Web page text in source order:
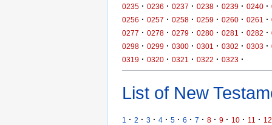
0235 · 0236 · 0237 · 0238 · 0239 · 0240 ·
0256 · 0257 · 0258 · 0259 · 0260 · 0261 ·
0277 · 0278 · 0279 · 0280 · 0281 · 0282 ·
0298 · 0299 · 0300 · 0301 · 0302 · 0303 ·
0319 · 0320 · 0321 · 0322 · 0323 ·
List of New
1 · 2 · 3 · 4 · 5 · 6 · 7 · 8 · 9 · 10 · 11 · 12